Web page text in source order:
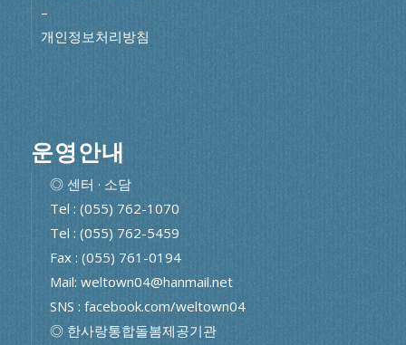
–
개인정보처리방침
운영안내
◎ 센터 · 소담
Tel : (055) 762-1070
Tel : (055) 762-5459
Fax : (055) 761-0194
Mail: weltown04@hanmail.net
SNS : facebook.com/weltown04
◎ 한사랑통합돌봄제공기관